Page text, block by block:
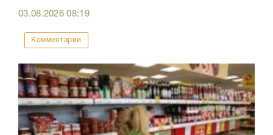
03.08.202608:19
Комментарии